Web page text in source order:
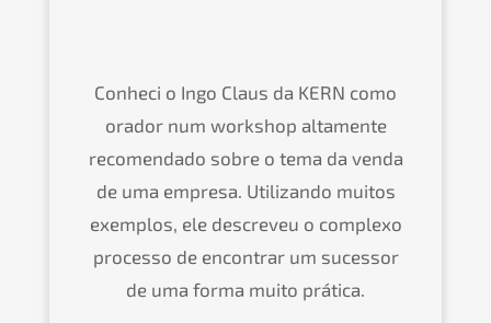
Conheci o Ingo Claus da KERN como
orador num workshop altamente
recomendado sobre o tema da venda
de uma empresa. Utilizando muitos
exemplos, ele descreveu o complexo
processo de encontrar um sucessor
de uma forma muito prática.